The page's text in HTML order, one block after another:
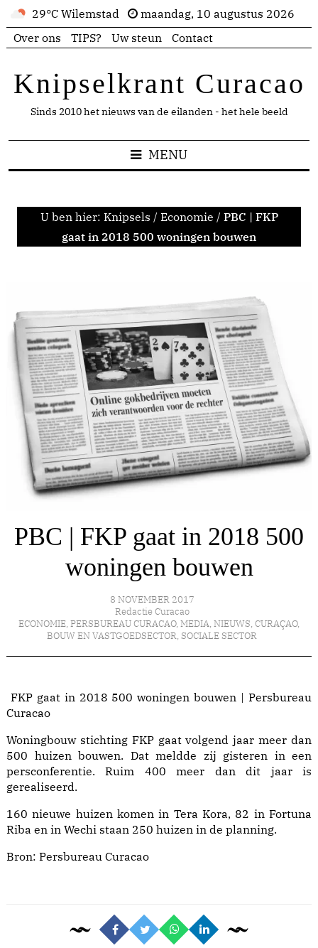
29°C Wilemstad
maandag, 10 augustus 2026
Over ons
TIPS? Uw steun Contact
Knipselkrant Curacao
Sinds 2010 het nieuws van de eilanden - het hele beeld
MENU
U ben hier: Knipsels / Economie / PBC | FKP
gaat in 2018 500 woningen bouwen
PBC | FKP gaat in 2018 500
woningen bouwen
8 NOVEMBER 2017
Redactie Curacao
ECONOMIE, PERSBUREAU CURACAO, MEDIA, NIEUWS, CURAÇAO,
BOUW EN VASTGOEDSECTOR, SOCIALE SECTOR
FKP gaat in 2018 500 woningen bouwen | Persbureau
Curacao
Woningbouw stichting FKP gaat volgend jaar meer dan
500 huizen bouwen. Dat meldde zij gisteren in een
persconferentie. Ruim 400 meer dan dit jaar is
gerealiseerd.
160 nieuwe huizen komen in Tera Kora, 82 in Fortuna
Riba en in Wechi staan 250 huizen in de planning.
Bron: Persbureau Curacao